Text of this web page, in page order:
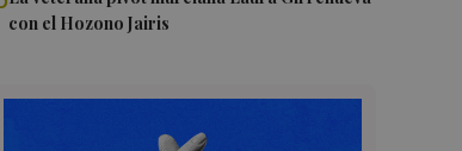
con el Hozono Jairis